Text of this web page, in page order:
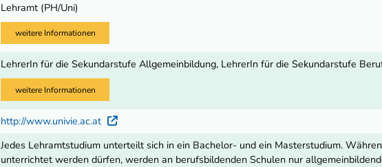
Lehramt (PH/Uni)
weitere Informationen
LehrerIn für die Sekundarstufe Allgemeinbildung, LehrerIn für die Sekundarstufe
weitere Informationen
http://www.univie.ac.at Externer Link
Jedes Lehramtstudium unterteilt sich in ein Bachelor- und ein Masterstudium.
unterrichtet werden dürfen, werden an berufsbildenden Schulen nur